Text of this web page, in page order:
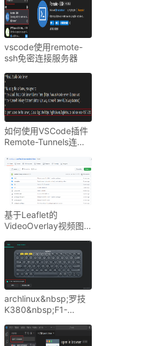
vscode使用remote-
ssh免密连接服务器
如何使用VSCode插件
Remote-Tunnels连接
基于Leaflet的
VideoOverlay视频图
archlinux&nbsp;罗技
K380&nbsp;F1-